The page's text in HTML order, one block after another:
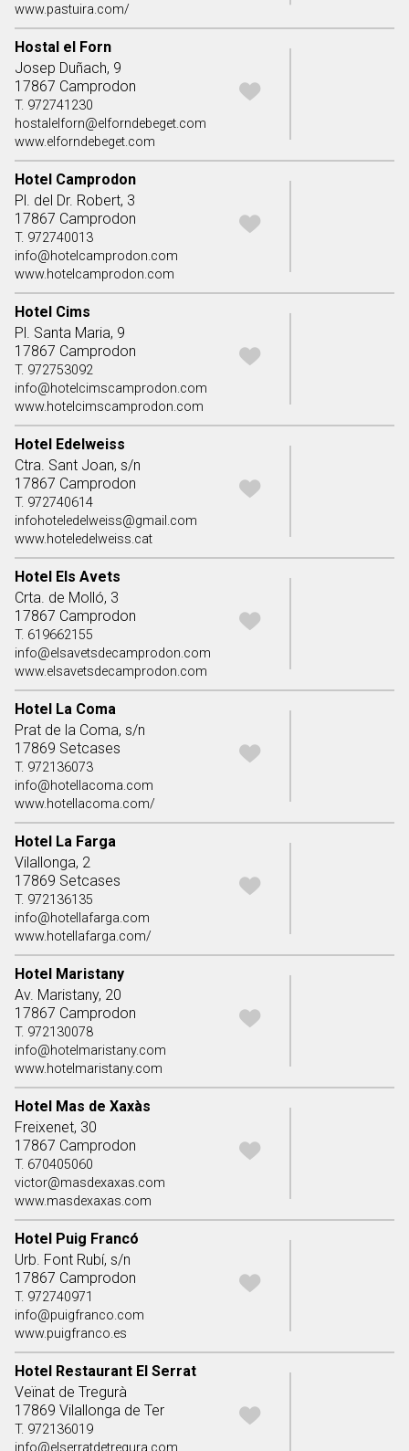
www.pastuira.com/
Hostal el Forn
Josep Duñach, 9
17867 Camprodon
T. 972741230
hostalelforn@elforndebeget.com
www.elforndebeget.com
Hotel Camprodon
Pl. del Dr. Robert, 3
17867 Camprodon
T. 972740013
info@hotelcamprodon.com
www.hotelcamprodon.com
Hotel Cims
Pl. Santa Maria, 9
17867 Camprodon
T. 972753092
info@hotelcimscamprodon.com
www.hotelcimscamprodon.com
Hotel Edelweiss
Ctra. Sant Joan, s/n
17867 Camprodon
T. 972740614
infohoteledelweiss@gmail.com
www.hoteledelweiss.cat
Hotel Els Avets
Crta. de Molló, 3
17867 Camprodon
T. 619662155
info@elsavetsdecamprodon.com
www.elsavetsdecamprodon.com
Hotel La Coma
Prat de la Coma, s/n
17869 Setcases
T. 972136073
info@hotellacoma.com
www.hotellacoma.com/
Hotel La Farga
Vilallonga, 2
17869 Setcases
T. 972136135
info@hotellafarga.com
www.hotellafarga.com/
Hotel Maristany
Av. Maristany, 20
17867 Camprodon
T. 972130078
info@hotelmaristany.com
www.hotelmaristany.com
Hotel Mas de Xaxàs
Freixenet, 30
17867 Camprodon
T. 670405060
victor@masdexaxas.com
www.masdexaxas.com
Hotel Puig Francó
Urb. Font Rubí, s/n
17867 Camprodon
T. 972740971
info@puigfranco.com
www.puigfranco.es
Hotel Restaurant El Serrat
Veïnat de Tregurà
17869 Vilallonga de Ter
T. 972136019
info@elserratdetregura.com